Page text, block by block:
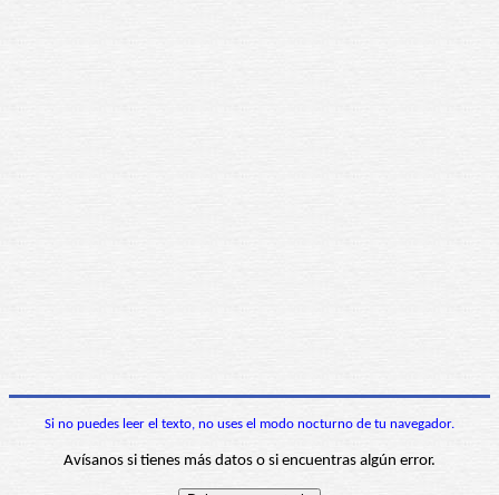
Si no puedes leer el texto, no uses el modo nocturno de tu navegador.
Avísanos si tienes más datos o si encuentras algún error.